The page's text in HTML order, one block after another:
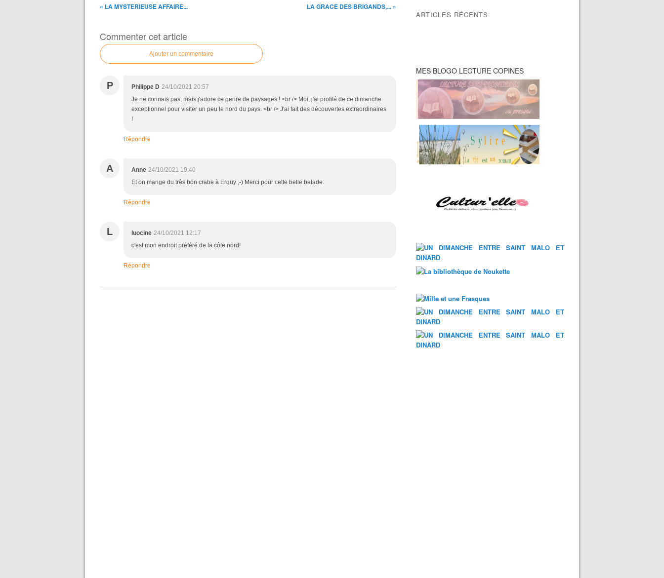
« LA MYSTERIEUSE AFFAIRE... LA GRACE DES BRIGANDS,... »
Commenter cet article
Ajouter un commentaire
P Philippe D 24/10/2021 20:57
Je ne connais pas, mais j'adore ce genre de paysages ! <br /> Moi, j'ai profité de ce dimanche
exceptionnel pour visiter un peu le nord du pays. <br /> J'ai fait des découvertes extraordinaires
!
Répondre
A Anne 24/10/2021 19:40
Et on mange du très bon crabe à Erquy ;-) Merci pour cette belle balade.
Répondre
L luocine 24/10/2021 12:17
c'est mon endroit préféré de la côte nord!
Répondre
ARTICLES RÉCENTS
MES BLOGO LECTURE COPINES